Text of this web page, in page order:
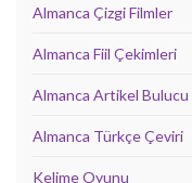
Almanca Çizgi Filmler
Almanca Fiil Çekimleri
Almanca Artikel Bulucu
Almanca Türkçe Çeviri
Kelime Oyunu